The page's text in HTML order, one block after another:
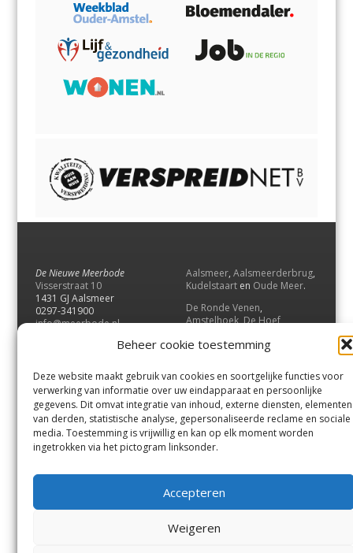
Beheer cookie toestemming
Deze website maakt gebruik van cookies en soortgelijke functies voor
verwerking van informatie over uw eindapparaat en persoonlijke
gegevens. Dit omvat integratie van inhoud, externe diensten, elementen
van derden, statistische analyse, gepersonaliseerde reclame en sociale
media. Toestemming is vrijwillig en kan op elk moment worden
ingetrokken via het pictogram linksonder.
Accepteren
Weigeren
De Nieuwe Meerbode
Visserstraat 10
1431 GJ Aalsmeer
0297-341900
info@meerbode.nl
Aalsmeer, Aalsmeerderbrug,
Kudelstaart en Oude Meer.
De Ronde Venen,
Amstelhoek,De Hoef,
Vrouwenakker,Waverveen
UithoornenDe Kwakel.
Contact
Andere uitgaven
Bezorgklacht
Vacatures
Voorwaarden
Privacyverklaring